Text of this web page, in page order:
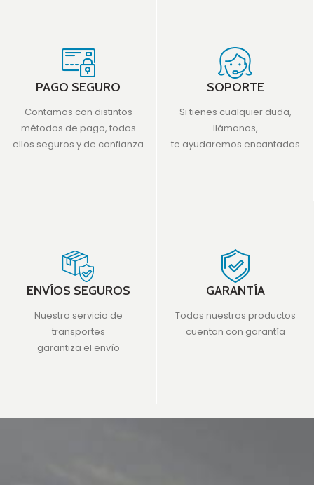
PAGO SEGURO
Contamos con distintos
métodos de pago, todos
ellos seguros y de confianza
SOPORTE
Si tienes cualquier duda,
llámanos,
te ayudaremos encantados
ENVÍOS SEGUROS
Nuestro servicio de
transportes
garantiza el envío
GARANTÍA
Todos nuestros productos
cuentan con garantía